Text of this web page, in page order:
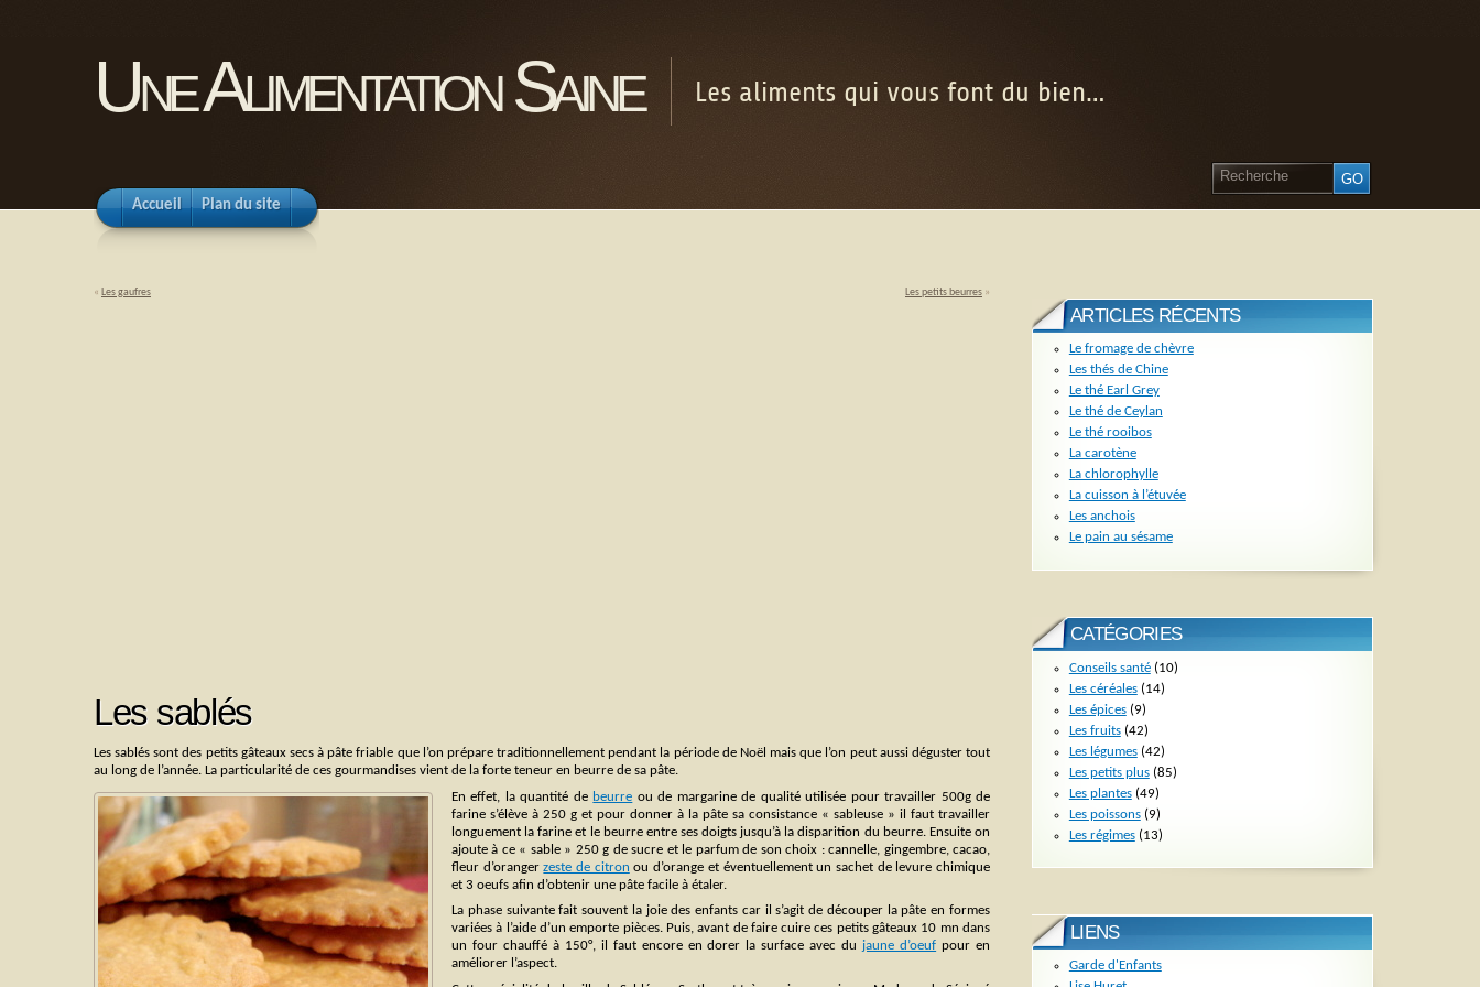
Une Alimentation Saine Les aliments qui vous font du bien…
Accueil Plan du site
« Les gaufres Les petits beurres »
Les sablés
Les sablés sont des petits gâteaux secs à pâte friable que l’on prépare traditionnellement pendant la période de Noël mais que l’on peut aussi déguster tout
au long de l’année. La particularité de ces gourmandises vient de la forte teneur en beurre de sa pâte.
En effet, la quantité de beurre ou de margarine de qualité utilisée pour travailler 500g de
farine s’élève à 250 g et pour donner à la pâte sa consistance « sableuse » il faut travailler
longuement la farine et le beurre entre ses doigts jusqu’à la disparition du beurre. Ensuite on
ajoute à ce « sable » 250 g de sucre et le parfum de son choix : cannelle, gingembre, cacao,
fleur d’orangerzeste de citron ou d’orange et éventuellement un sachet de levure chimique
et 3 oeufs afin d’obtenir une pâte facile à étaler.
La phase suivante fait souvent la joie des enfants car il s’agit de découper la pâte en formes
variées à l’aide d’un emporte pièces. Puis, avant de faire cuire ces petits gâteaux 10 mn dans
un four chauffé à 150°, il faut encore en dorer la surface avec du jaune d’oeuf pour en
améliorer l’aspect.
ARTICLES RÉCENTS
Le fromage de chèvre
Les thés de Chine
Le thé Earl Grey
Le thé de Ceylan
Le thé rooibos
La carotène
La chlorophylle
La cuisson à l’étuvée
Les anchois
Le pain au sésame
CATÉGORIES
Conseils santé(10)
Les céréales(14)
Les épices(9)
Les fruits(42)
Les légumes(42)
Les petits plus(85)
Les plantes(49)
Les poissons(9)
Les régimes(13)
LIENS
Garde d'Enfants